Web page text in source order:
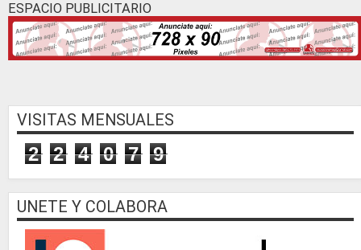
ESPACIO PUBLICITARIO
VISITAS MENSUALES
2 2 4 0 7 9
UNETE Y COLABORA